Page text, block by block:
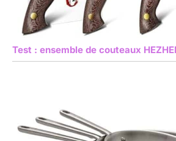
Test : ensemble de couteaux